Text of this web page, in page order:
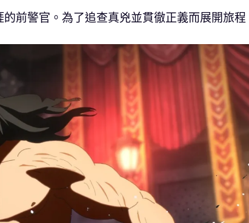
前警官。為了追查真兇並貫徹正義而展開旅程